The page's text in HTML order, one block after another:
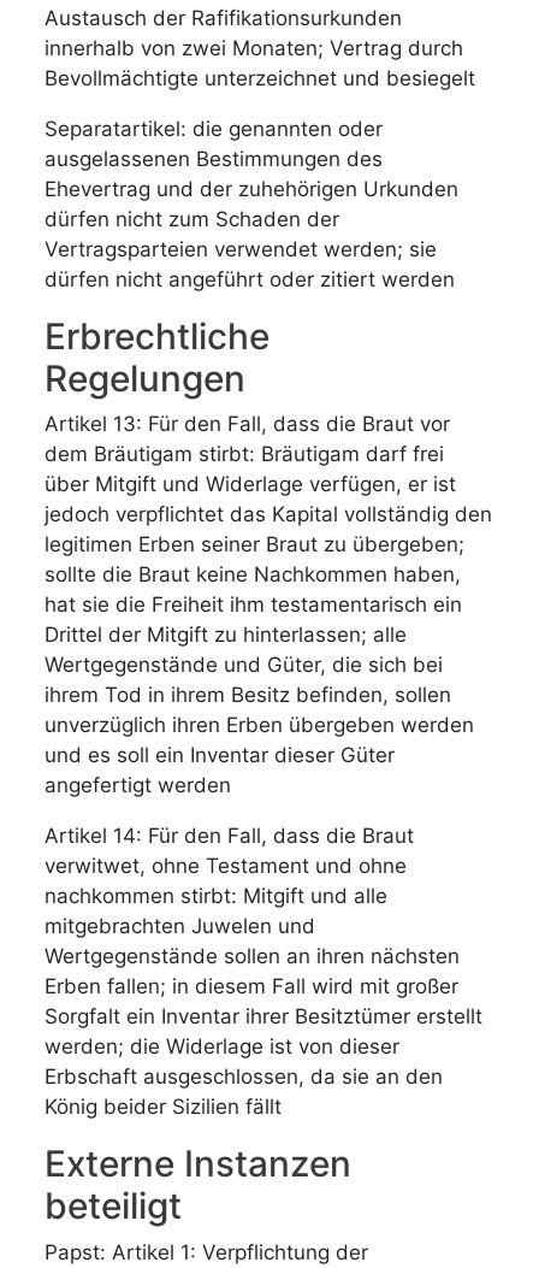
Austausch der Rafifikationsurkunden
innerhalb von zwei Monaten; Vertrag durch
Bevollmächtigte unterzeichnet und besiegelt
Separatartikel: die genannten oder
ausgelassenen Bestimmungen des
Ehevertrag und der zuhehörigen Urkunden
dürfen nicht zum Schaden der
Vertragsparteien verwendet werden; sie
dürfen nicht angeführt oder zitiert werden
Erbrechtliche
Regelungen
Artikel 13: Für den Fall, dass die Braut vor
dem Bräutigam stirbt: Bräutigam darf frei
über Mitgift und Widerlage verfügen, er ist
jedoch verpflichtet das Kapital vollständig den
legitimen Erben seiner Braut zu übergeben;
sollte die Braut keine Nachkommen haben,
hat sie die Freiheit ihm testamentarisch ein
Drittel der Mitgift zu hinterlassen; alle
Wertgegenstände und Güter, die sich bei
ihrem Tod in ihrem Besitz befinden, sollen
unverzüglich ihren Erben übergeben werden
und es soll ein Inventar dieser Güter
angefertigt werden
Artikel 14: Für den Fall, dass die Braut
verwitwet, ohne Testament und ohne
nachkommen stirbt: Mitgift und alle
mitgebrachten Juwelen und
Wertgegenstände sollen an ihren nächsten
Erben fallen; in diesem Fall wird mit großer
Sorgfalt ein Inventar ihrer Besitztümer erstellt
werden; die Widerlage ist von dieser
Erbschaft ausgeschlossen, da sie an den
König beider Sizilien fällt
Externe Instanzen
beteiligt
Papst: Artikel 1: Verpflichtung der